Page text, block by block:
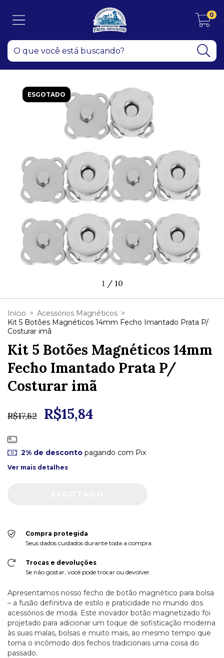
0
ESGOTADO
1 / 10
Início > Acessórios Magnéticos >
Kit 5 Botões Magnéticos 14mm Fecho Imantado Prata P/
Costurar imã
Kit 5 Botões Magnéticos 14mm
Fecho Imantado Prata P/
Costurar imã
R$17,82 R$15,84
2% de descontopagando com Pix
Ver mais detalhes
Compra protegida
Seus dados cuidados durante toda a compra.
Trocas e devoluções
Se não gostar, você pode trocar ou devolver.
Apresentamos nosso fecho de botão magnético para bolsa
– a fusão definitiva de estilo e praticidade no mundo dos
acessórios de moda. Este inovador botão magnetizado foi
projetado para adicionar um toque de sofisticação moderna
às suas malas, bolsas e muito mais, ao mesmo tempo que
torna o incômodo dos fechos tradicionais uma coisa do
passado.